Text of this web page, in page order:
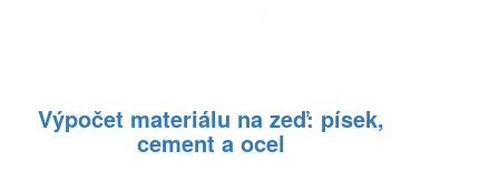
Výpočet materiálu na zeď: písek,
cement a ocel